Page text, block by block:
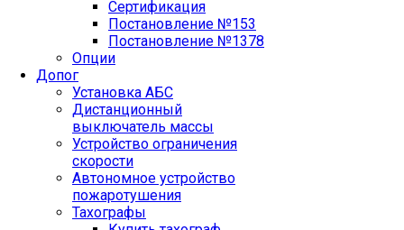
Сертификация
Постановление №153
Постановление №1378
Опции
Допог
Установка АБС
Дистанционный
выключатель массы
Устройство ограничения
скорости
Автономное устройство
пожаротушения
Тахографы